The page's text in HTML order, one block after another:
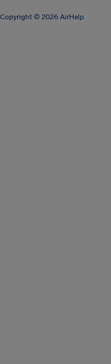
Copyright © 2026 AirHelp